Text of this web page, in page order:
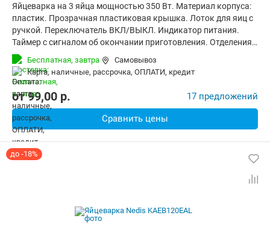
Яйцеварка на 3 яйца мощностью 350 Вт. Материал корпуса:
пластик. Прозрачная пластиковая крышка. Лоток для яиц с
ручкой. Переключатель ВКЛ/ВЫКЛ. Индикатор питания.
Таймер с сигналом об окончании приготовления. Отделения
для хранения шнура. В комплекте: мерный стаканчик, игла
для накалывания яиц. Размеры: 13x23x7 см. Вес: 0.5 кг. Цвет:
белый.
Бесплатная, завтра
Самовывоз
карта, наличные, рассрочка, ОПЛАТИ, кредит
от99,00 p. 17 предложений
Сравнить цены
до -18%